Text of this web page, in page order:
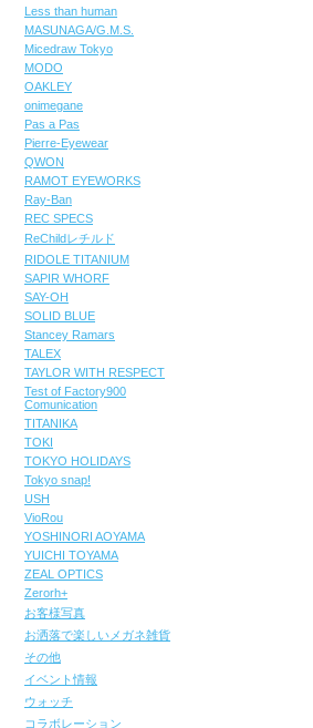
Less than human
MASUNAGA/G.M.S.
Micedraw Tokyo
MODO
OAKLEY
onimegane
Pas a Pas
Pierre-Eyewear
QWON
RAMOT EYEWORKS
Ray-Ban
REC SPECS
ReChildレチルド
RIDOLE TITANIUM
SAPIR WHORF
SAY-OH
SOLID BLUE
Stancey Ramars
TALEX
TAYLOR WITH RESPECT
Test of Factory900
Comunication
TITANIKA
TOKI
TOKYO HOLIDAYS
Tokyo snap!
USH
VioRou
YOSHINORI AOYAMA
YUICHI TOYAMA
ZEAL OPTICS
Zerorh+
お客様写真
お洒落で楽しいメガネ雑貨
その他
イベント情報
ウォッチ
コラボレーション